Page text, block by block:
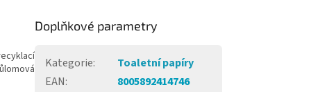
Doplňkové parametry
Kategorie:
Toaletní papíry
EAN:
8005892414746